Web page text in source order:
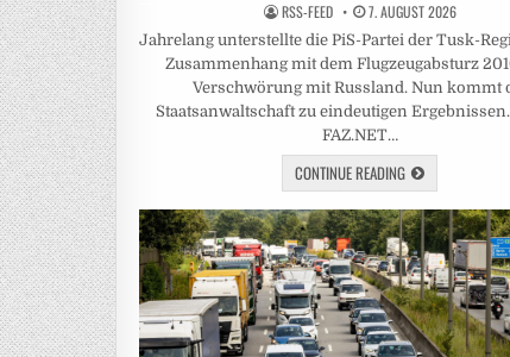
RSS-FEED 7. AUGUST 2026
Jahrelang unterstellte die PiS-Partei der Tusk-
Zusammenhang mit dem Flugzeugabsturz
Verschwörung mit Russland. Nun kommt
Staatsanwaltschaft zu eindeutigen
FAZ.NET…
CONTINUE READING